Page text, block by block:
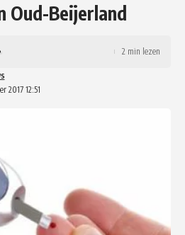
Oud-Beijerland
2017 12:51
2 min lezen